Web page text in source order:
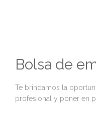
Bolsa de
Te brindamos la
profesional y poner en